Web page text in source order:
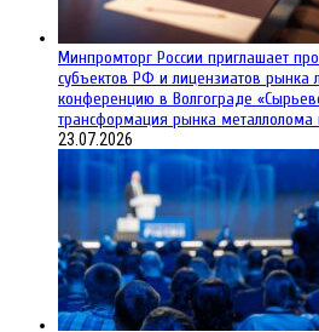
Минпромторг России приглашает
субъектов РФ и лицензиатов рынка
конференцию в Волгограде
трансформация рынка металлолома
23.07.2026